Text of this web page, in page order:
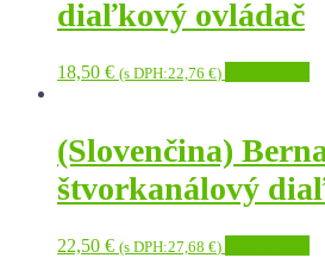
diaľkový ovládač
18,50 € (s DPH:22,76 €)
(Slovenčina)
štvorkanálový
22,50 € (s DPH:27,68 €)